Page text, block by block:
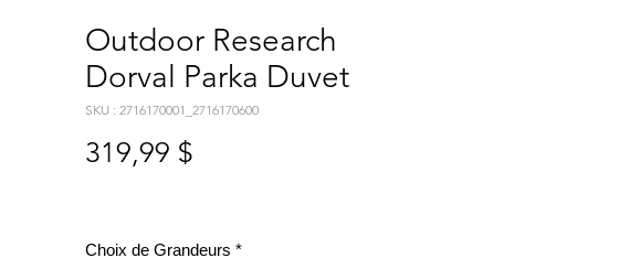
Outdoor Research
Dorval Parka Duvet
SKU : 2716170001_2716170600
319,99 $
Choix de Grandeurs *